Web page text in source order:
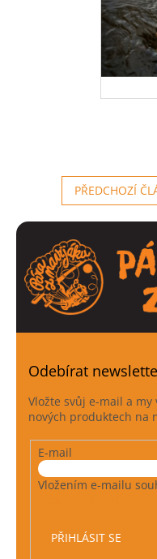
PŘEDCHOZÍ
Odebírat
Vložte svůj e-mail a
nových produktech na
E-mail
Vložením e-mailu
PŘIHLÁSIT SE